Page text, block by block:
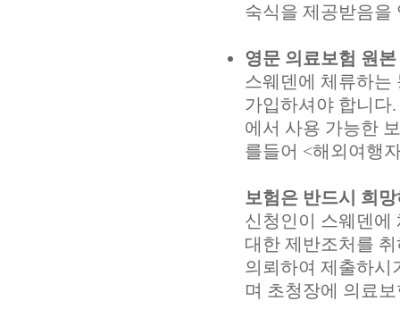
숙식을 제공받음을
영문 의료보험 원
스웨덴에 체류하는
가입하셔야 합니다
에서 사용 가능한
를들어 <해외여행
보험은 반드시 희
신청인이 스웨덴에
대한 제반조처를
의뢰하여 제출하시
며 초청장에 의료